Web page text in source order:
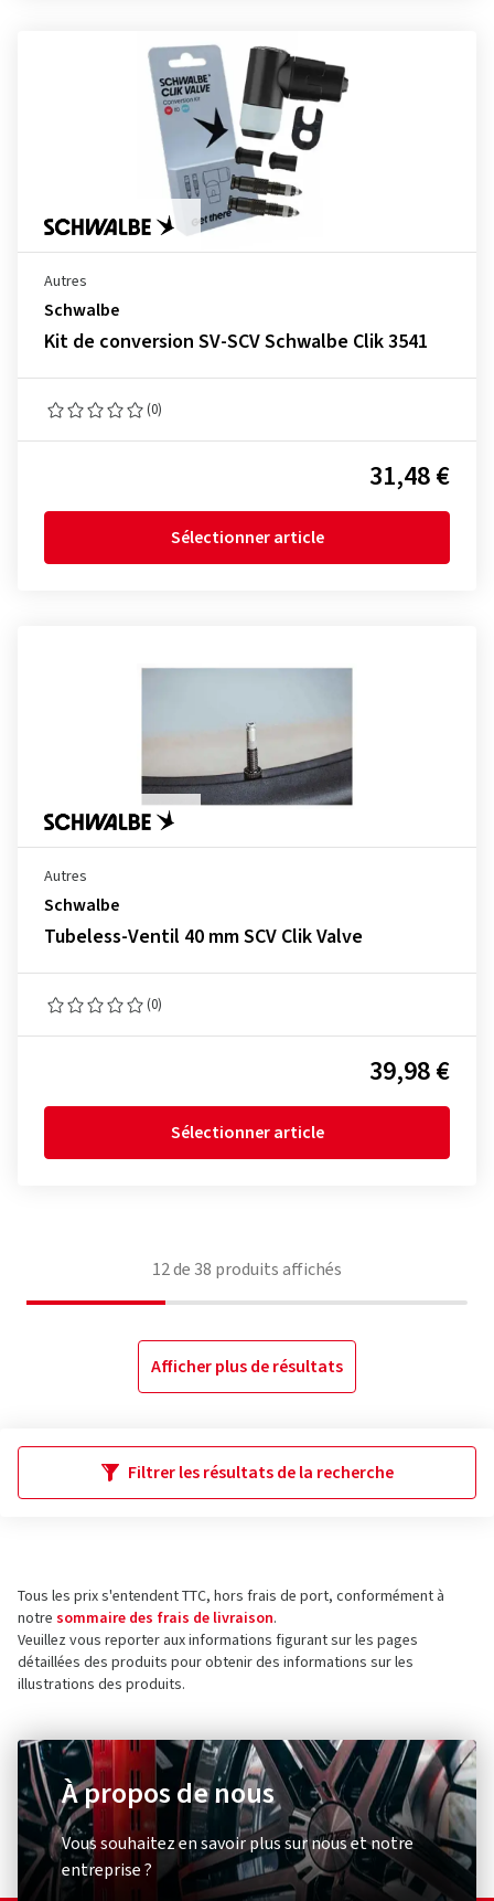
Autres
Schwalbe
Kit de conversion SV-SCV Schwalbe Clik 3541
(0)
31,48 €
Sélectionner article
Autres
Schwalbe
Tubeless-Ventil 40 mm SCV Clik Valve
(0)
39,98 €
Sélectionner article
12de 38 produits affichés
Afficher plus de résultats
Filtrer les résultats de la recherche
Tous les prix s'entendent TTC, hors frais de port, conformément à
notre sommaire des frais de livraison.
Veuillez vous reporter aux informations figurant sur les pages
détaillées des produits pour obtenir des informations sur les
illustrations des produits.
À propos de nous
Vous souhaitez en savoir plus sur nous et notre
entreprise ?